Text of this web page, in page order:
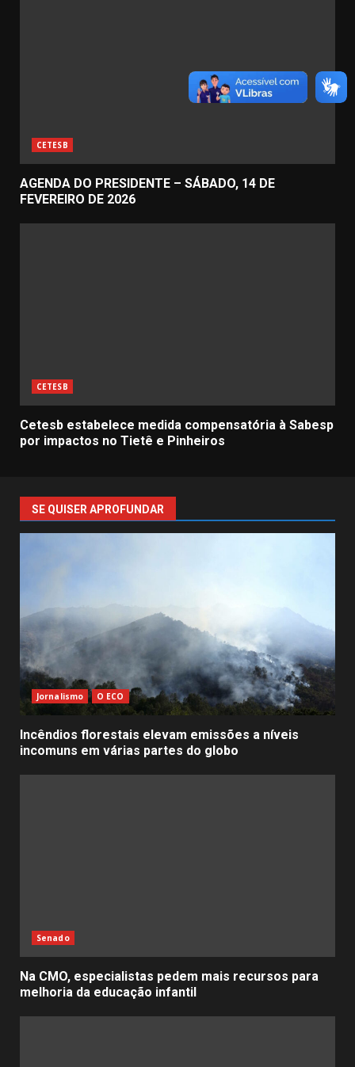
CETESB
AGENDA DO PRESIDENTE – SÁBADO, 14 DE
FEVEREIRO DE 2026
CETESB
Cetesb estabelece medida compensatória à Sabesp
por impactos no Tietê e Pinheiros
SE QUISER APROFUNDAR
Jornalismo O ECO
Incêndios florestais elevam emissões a níveis
incomuns em várias partes do globo
Senado
Na CMO, especialistas pedem mais recursos para
melhoria da educação infantil